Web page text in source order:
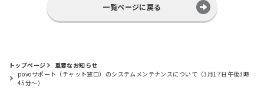
一覧ページに戻る
トップページ
重要なお知らせ
povoサポート（チャット窓口）のシステムメンテナンスについて（3月17日午後3時
45分～）